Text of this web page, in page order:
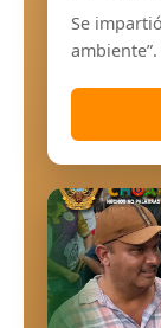
Se
ambiente”.